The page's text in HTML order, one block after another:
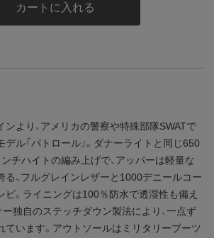
カートに入れる
ンより、アメリカの警察や特殊部隊SWATで
ル「パトロール」。ダナーライトと同じ650
チハイトの編み上げで、アッパーは軽量な
る、フルグレインレザーと1000デニールコー
ビ。ライニングは100％防水で透湿性も備え
独自のステッチダウン製法により、一点ず
ています。アウトソールはミリタリーブーツ